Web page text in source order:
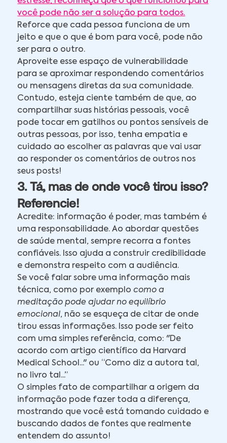
você pode não ser a solução para todos.
Reforce que cada pessoa funciona de um
jeito e que o que é bom para você, pode não
ser para o outro.
Aproveite esse espaço de vulnerabilidade
para se aproximar respondendo comentários
ou mensagens diretas da sua comunidade.
Contudo, esteja ciente também de que, ao
compartilhar suas histórias pessoais, você
pode tocar em gatilhos ou pontos sensíveis de
outras pessoas, por isso, tenha empatia e
cuidado ao escolher as palavras que vai usar
ao responder os comentários de outros nos
seus posts!
3. Tá, mas de onde você tirou isso?
Referencie!
Acredite: informação é poder, mas também é
uma responsabilidade. Ao abordar questões
de saúde mental, sempre recorra a fontes
confiáveis. Isso ajuda a construir credibilidade
e demonstra respeito com a audiência.
Se você falar sobre uma informação mais
técnica, como por exemplocomo a
meditação pode ajudar no equilíbrio
emocional, não se esqueça de citar de onde
tirou essas informações. Isso pode ser feito
com uma simples referência, como: "De
acordo com artigo científico da Harvard
Medical School..." ou “Como diz a autora tal,
no livro tal...”
O simples fato de compartilhar a origem da
informação pode fazer toda a diferença,
mostrando que você está tomando cuidado e
buscando dados de fontes que realmente
entendem do assunto!